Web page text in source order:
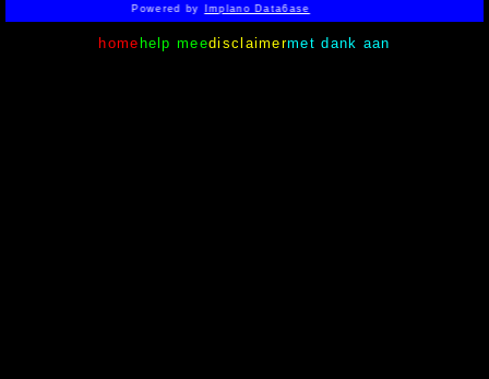
Powered byImplano Data6ase
home help meedisclaimermet dank aan